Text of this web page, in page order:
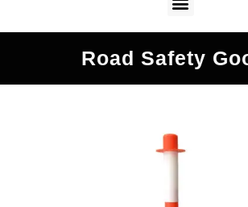
Road Safety